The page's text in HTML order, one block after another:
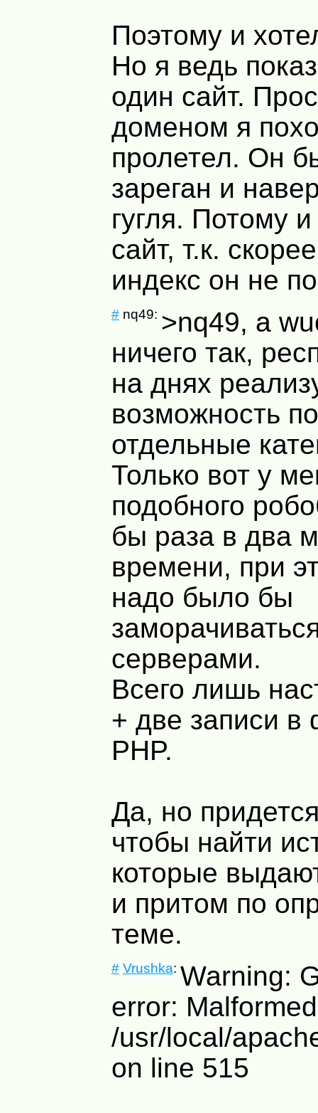
Поэтому и
Но я ведь
один сайт.
доменом я
пролетел. Он
зареган и
гугля. Потому
сайт, т.к.
индекс он не
#nq49: >nq49, а
ничего так,
на днях
возможность
отдельные
Только вот у
подобного
бы раза в два
времени, при
надо было бы
серверами.
Всего лишь
+ две записи в
PHP.
Да, но
чтобы найти
которые
и притом по
теме.
# Vrushka: Warning:
error:
/usr/local/
on line 515